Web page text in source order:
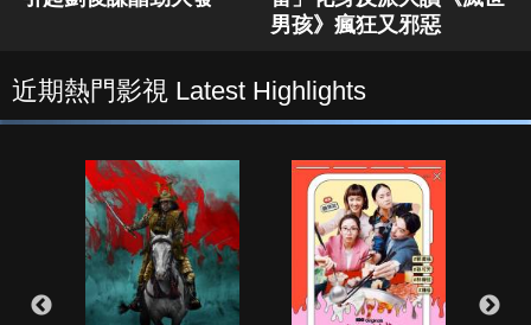
男孩》瘋狂又邪惡
近期熱門影視 Latest Highlights